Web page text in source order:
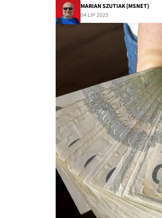
MARIAN SZUTIAK (MSNET)
04 LIP 2025